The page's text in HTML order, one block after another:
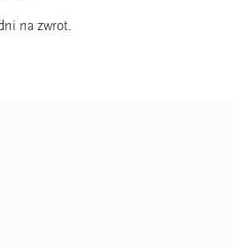
na zwrot.